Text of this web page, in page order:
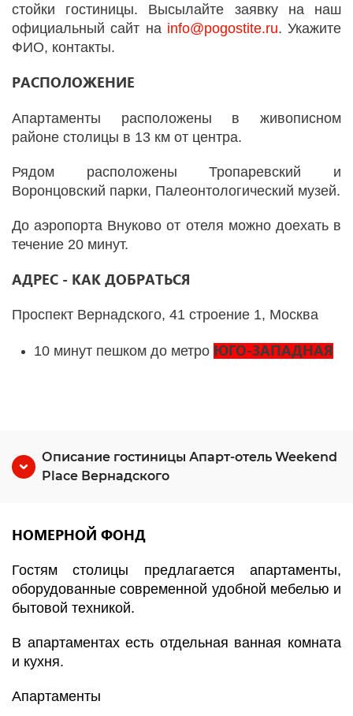
стойки гостиницы. Высылайте заявку на наш
официальный сайт на info@pogostite.ru. Укажите
ФИО, контакты.
РАСПОЛОЖЕНИЕ
Апартаменты расположены в живописном
районе столицы в 13 км от центра.
Рядом расположены Тропаревский и
Воронцовский парки, Палеонтологический музей.
До аэропорта Внуково от отеля можно доехать в
течение 20 минут.
АДРЕС - КАК ДОБРАТЬСЯ
Проспект Вернадского, 41 строение 1, Москва
10 минут пешком до метро ЮГО-ЗАПАДНАЯ
Описание гостиницы Апарт-отель Weekend
Place Вернадского
НОМЕРНОЙ ФОНД
Гостям столицы предлагается апартаменты,
оборудованные современной удобной мебелью и
бытовой техникой.
В апартаментах есть отдельная ванная комната
и кухня.
Апартаменты